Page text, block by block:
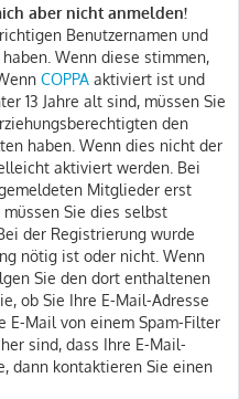
aber nicht anmelden!
Benutzernamen und
Wenn diese stimmen,
COPPA aktiviert ist und
13 Jahre alt sind, müssen Sie
den
haben. Wenn dies nicht der
aktiviert werden. Bei
Mitglieder erst
Sie dies selbst
der Registrierung wurde
nötig ist oder nicht. Wenn
Sie den dort enthaltenen
ob Sie Ihre E-Mail-Adresse
E-Mail von einem Spam-Filter
sind, dass Ihre E-Mail-
dann kontaktieren Sie einen